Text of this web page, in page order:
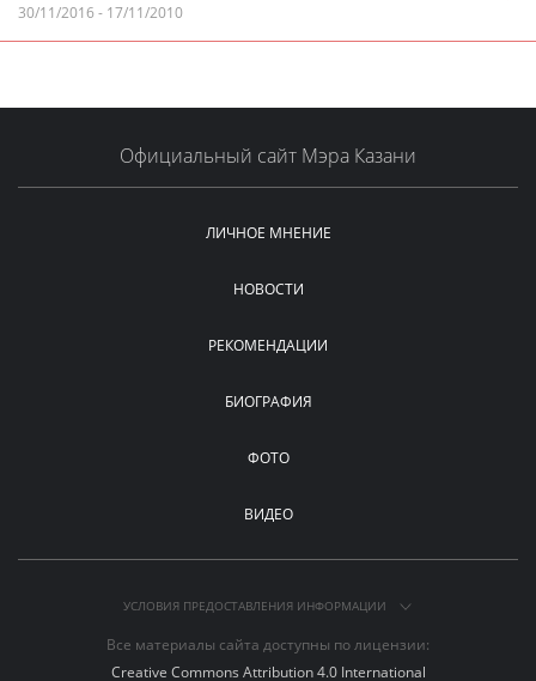
30/11/2016 - 17/11/2010
Официальный сайт Мэра Казани
ЛИЧНОЕ МНЕНИЕ
НОВОСТИ
РЕКОМЕНДАЦИИ
БИОГРАФИЯ
ФОТО
ВИДЕО
УСЛОВИЯ ПРЕДОСТАВЛЕНИЯ ИНФОРМАЦИИ
Все материалы сайта доступны по лицензии:
Creative Commons Attribution 4.0 International